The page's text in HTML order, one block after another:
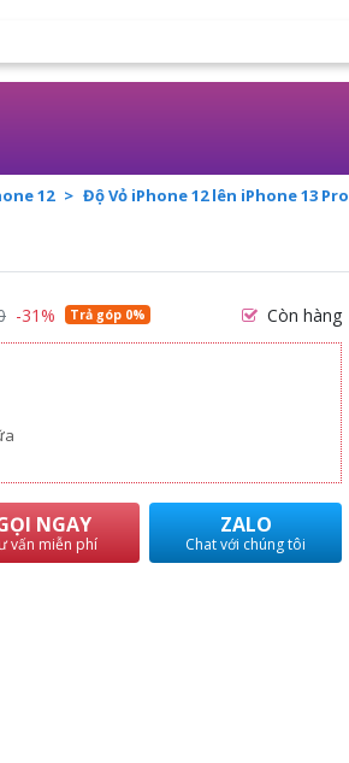
12 Độ Vỏ iPhone 12 lên iPhone 13 Pro
-31% Trả góp 0% Còn hàng
NGAY
vấn miễn phí
ZALO
Chat với chúng tôi